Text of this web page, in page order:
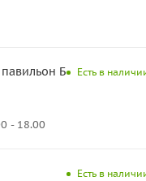
Б-25,
- 18.00
Есть в
Есть в